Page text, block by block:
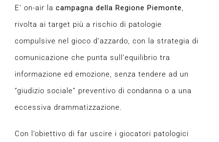
E’ on-air la campagna della Regione Piemonte,
rivolta ai target più a rischio di patologie
compulsive nel gioco d’azzardo, con la strategia di
comunicazione che punta sull’equilibrio tra
informazione ed emozione, senza tendere ad un
“giudizio sociale” preventivo di condanna o a una
eccessiva drammatizzazione.
Con l’obiettivo di far uscire i giocatori patologici